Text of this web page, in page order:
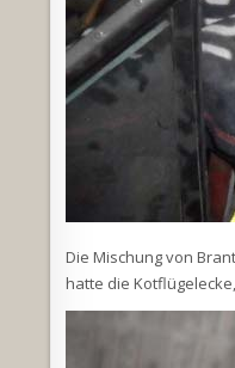
Die Mischung von
hatte die